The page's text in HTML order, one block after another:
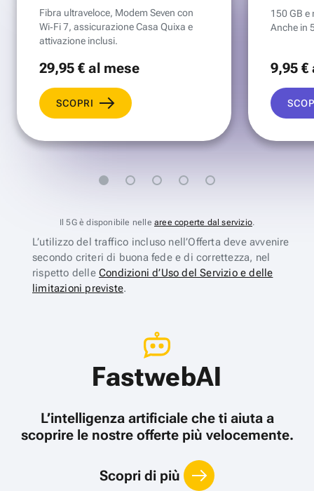
Fibra ultraveloce, Modem Seven con
Wi‑Fi 7, assicurazione Casa Quixa e
attivazione inclusi.
29,95 €al mese
SCOPRI
150 GB e
Anche in
9,95 €
Il 5G è disponibile nelle aree coperte dal servizio.
L’utilizzo del traffico incluso nell’Offerta deve avvenire
secondo criteri di buona fede e di correttezza, nel
rispetto delle Condizioni d’Uso del Servizio e delle
limitazioni previste.
FastwebAI
L’intelligenza artificiale che ti aiuta a
scoprire le nostre offerte più velocemente.
Scopri di più